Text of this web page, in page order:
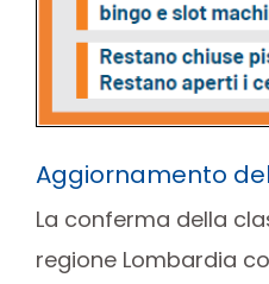
Aggiornamento
La conferma della
regione Lombardia